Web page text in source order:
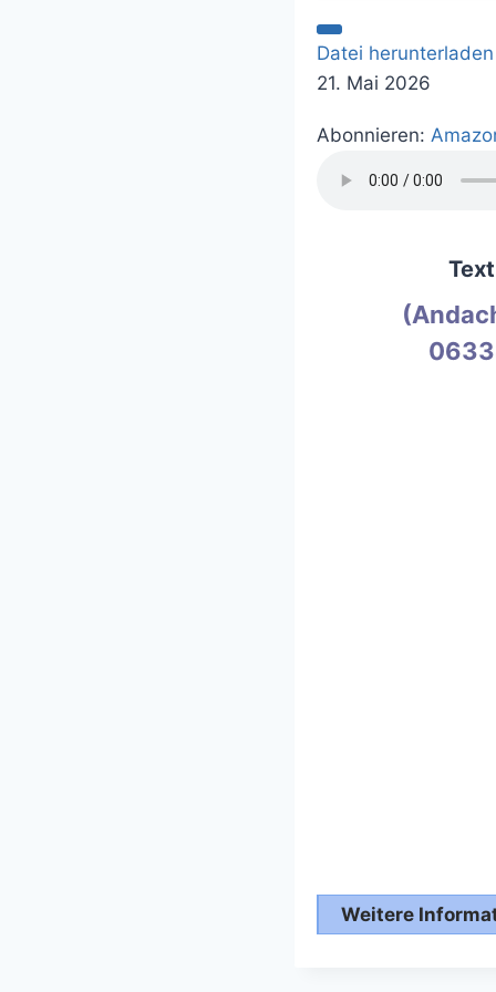
Datei herunterladen
21. Mai 2026
Abonnieren:
Weitere